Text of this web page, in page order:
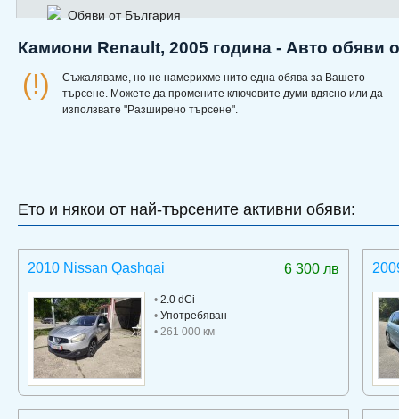
Обяви от България
Камиони Renault, 2005 година - Авто обяви
(!)
Съжаляваме, но не намерихме нито една обява за Вашето
търсене. Можете да промените ключовите думи вдясно или да
използвате "Разширено търсене".
Ето и някои от най-търсените активни обяви:
6 300 лв
2010 Nissan Qashqai
• 2.0 dCi
• Употребяван
• 261 000 км